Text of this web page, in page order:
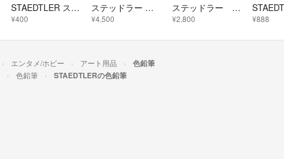
STAEDTLER ステッドラー KARAT カラト 水彩色鉛筆 6本セット
¥400
ステッドラー カラト アクェレル 36色 缶入り 欠品なし 水彩色鉛筆 プロ仕様
¥4,500
ステッドラー 水彩色鉛筆セット
¥2,800 ¥888
エンタメ/ホビー アート用品 色鉛筆
色鉛筆 STAEDTLERの色鉛筆